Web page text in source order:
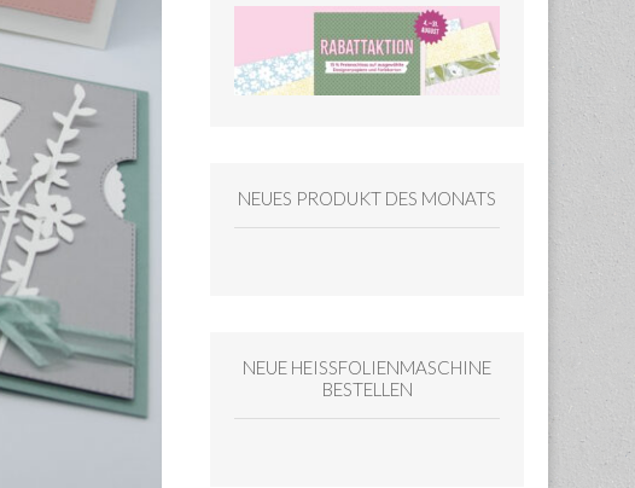
NEUES PRODUKT DES MONATS
NEUE HEISSFOLIENMASCHINE
BESTELLEN